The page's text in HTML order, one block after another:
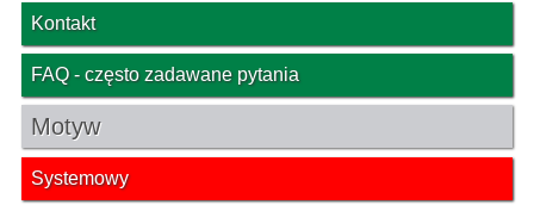
Kontakt
FAQ - często zadawane pytania
Motyw
Systemowy